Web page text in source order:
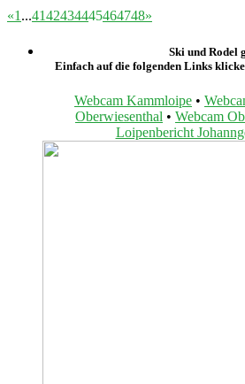
«1 ...4142434445464748»
Ski und Rodel
Einfach auf die folgenden Links
Webcam Kammloipe •
Oberwiesenthal • Webcam
Loipenbericht